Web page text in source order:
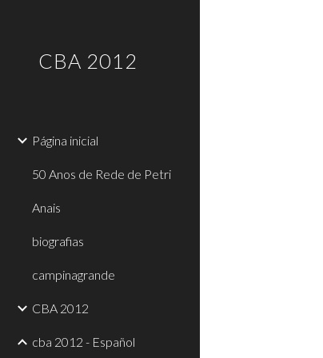
CBA 2012
Página inicial
50 Anos de Rede de Petri
Anais
biografias
campinagrande
CBA 2012
cba 2012 - Español